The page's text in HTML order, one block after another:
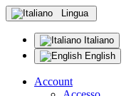
Lingua
Italiano
English
Account